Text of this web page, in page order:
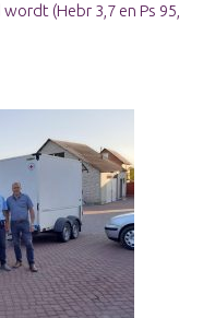
(Hebr 3,7 en Ps 95,